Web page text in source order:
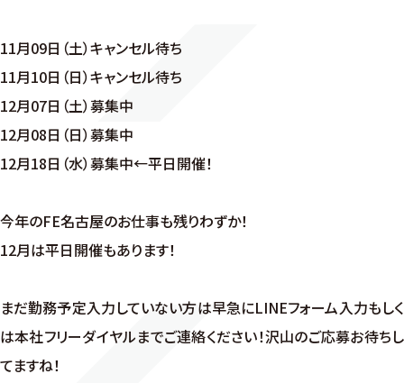
11月09日（土）キャンセル待ち
11月10日（日）キャンセル待ち
12月07日（土）募集中
12月08日（日）募集中
12月18日（水）募集中←平日開催！
今年のFE名古屋のお仕事も残りわずか！
12月は平日開催もあります！
まだ勤務予定入力していない方は早急にLINEフォーム入力もしく
は本社フリーダイヤルまでご連絡ください！沢山のご応募お待ちし
てますね！